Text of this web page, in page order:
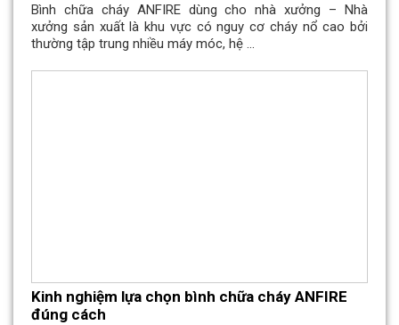
Bình chữa cháy ANFIRE dùng cho nhà xưởng – Nhà
xưởng sản xuất là khu vực có nguy cơ cháy nổ cao bởi
thường tập trung nhiều máy móc, hệ ...
Kinh nghiệm lựa chọn bình chữa cháy ANFIRE
đúng cách